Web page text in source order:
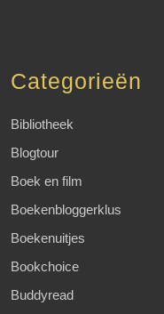
Categorieën
Bibliotheek
Blogtour
Boek en film
Boekenbloggerklus
Boekenuitjes
Bookchoice
Buddyread